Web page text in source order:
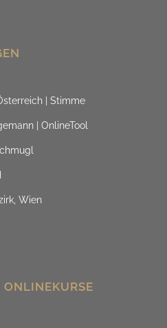
| Stimme
| OnlineTool
Wien